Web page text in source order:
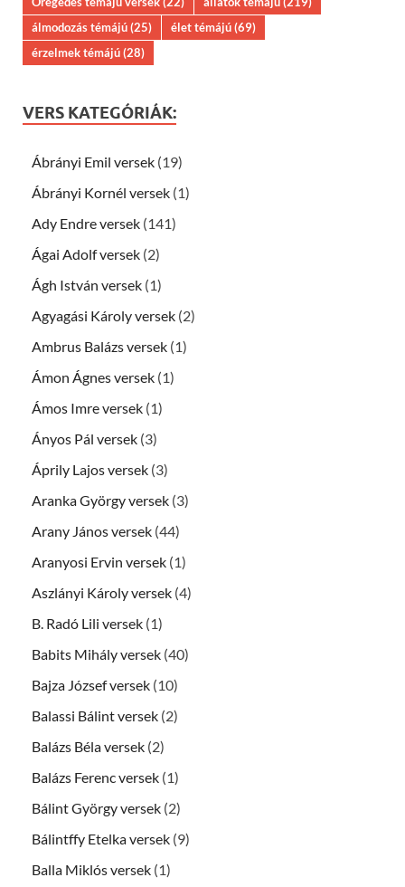
álmodozás témájú(25) élet témájú(69)
érzelmek témájú(28)
VERS KATEGÓRIÁK:
Ábrányi Emil versek (19)
Ábrányi Kornél versek (1)
Ady Endre versek (141)
Ágai Adolf versek (2)
Ágh István versek (1)
Agyagási Károly versek (2)
Ambrus Balázs versek (1)
Ámon Ágnes versek (1)
Ámos Imre versek (1)
Ányos Pál versek (3)
Áprily Lajos versek (3)
Aranka György versek (3)
Arany János versek (44)
Aranyosi Ervin versek (1)
Aszlányi Károly versek (4)
B. Radó Lili versek (1)
Babits Mihály versek (40)
Bajza József versek (10)
Balassi Bálint versek (2)
Balázs Béla versek (2)
Balázs Ferenc versek (1)
Bálint György versek (2)
Bálintffy Etelka versek (9)
Balla Miklós versek (1)